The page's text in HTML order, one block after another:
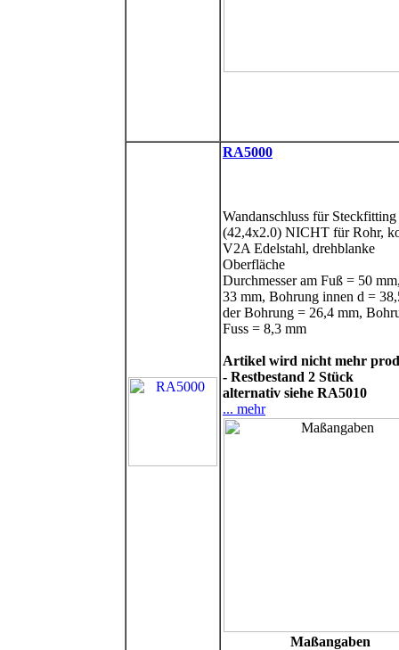
RA5000
Wandanschluss für Steckfitting
(42,4x2.0) NICHT für Rohr,
V2A Edelstahl, drehblanke
Oberfläche
Durchmesser am Fuß = 50
33 mm, Bohrung innen d =
der Bohrung = 26,4 mm,
Fuss = 8,3 mm
Artikel wird nicht mehr
- Restbestand 2 Stück
alternativ siehe RA5010
... mehr
Maßangaben